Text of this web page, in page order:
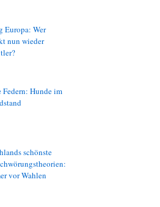
Europa: Wer
nun wieder
Federn: Hunde im
schönste
vor Wahlen